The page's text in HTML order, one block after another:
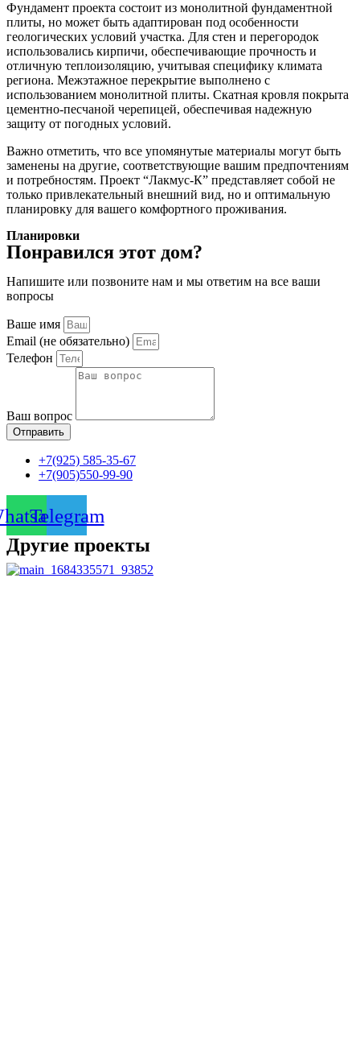
Фундамент проекта состоит из монолитной фундаментной
плиты, но может быть адаптирован под особенности
геологических условий участка. Для стен и перегородок
использовались кирпичи, обеспечивающие прочность и
отличную теплоизоляцию, учитывая специфику климата
региона. Межэтажное перекрытие выполнено с
использованием монолитной плиты. Скатная кровля покрыта
цементно-песчаной черепицей, обеспечивая надежную
защиту от погодных условий.
Важно отметить, что все упомянутые материалы могут быть
заменены на другие, соответствующие вашим предпочтениям
и потребностям. Проект “Лакмус-К” представляет собой не
только привлекательный внешний вид, но и оптимальную
планировку для вашего комфортного проживания.
Планировки
Понравился этот дом?
Напишите или позвоните нам и мы ответим на все ваши
вопросы
Ваше имя
Email (не обязательно)
Телефон
Ваш вопрос
Отправить
+7(925) 585-35-67
+7(905)550-99-90
Telegram
Другие проекты